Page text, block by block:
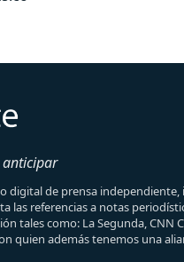
digital de prensa
las referencias a notas
tales como: La Segunda, CNN
quien además tenemos una